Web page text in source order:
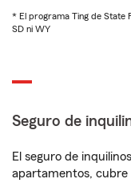
* El programa Ting de State
SD ni WY
Seguro de
El seguro de
apartamentos, cubre